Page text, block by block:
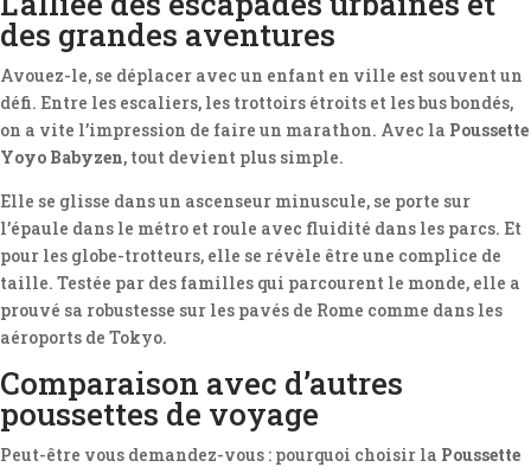
des grandes aventures
Avouez-le, se déplacer avec un enfant en ville est souvent un
défi. Entre les escaliers, les trottoirs étroits et les bus bondés,
on a vite l’impression de faire un marathon. Avec la Poussette
Yoyo Babyzen, tout devient plus simple.
Elle se glisse dans un ascenseur minuscule, se porte sur
l’épaule dans le métro et roule avec fluidité dans les parcs. Et
pour les globe-trotteurs, elle se révèle être une complice de
taille. Testée par des familles qui parcourent le monde, elle a
prouvé sa robustesse sur les pavés de Rome comme dans les
aéroports de Tokyo.
Comparaison avec d’autres
poussettes de voyage
Peut-être vous demandez-vous : pourquoi choisir la Poussette